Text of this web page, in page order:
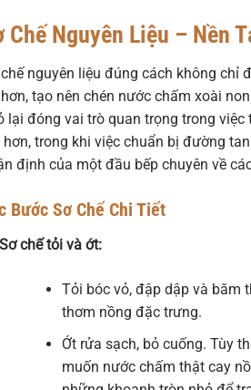
Chế Nguyên Liệu – Nền
nguyên liệu đúng cách không chỉ
tạo nên chén nước chấm xoài
lại đóng vai trò quan trọng trong
hơn, trong khi việc chuẩn bị đường
định của một đầu bếp chuyên về
Bước Sơ Chế Chi Tiết
Sơ chế tỏi và ớt:
Tỏi bóc vỏ, đập dập và băm
thơm nồng đặc trưng.
Ớt rửa sạch, bỏ cuống. Tùy
muốn nước chấm thật cay